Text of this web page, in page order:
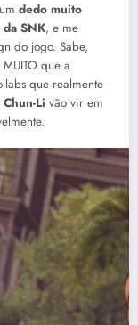
dedo muito
SNK, e me
do jogo. Sabe,
que a
que realmente
Chun-Li vão vir em